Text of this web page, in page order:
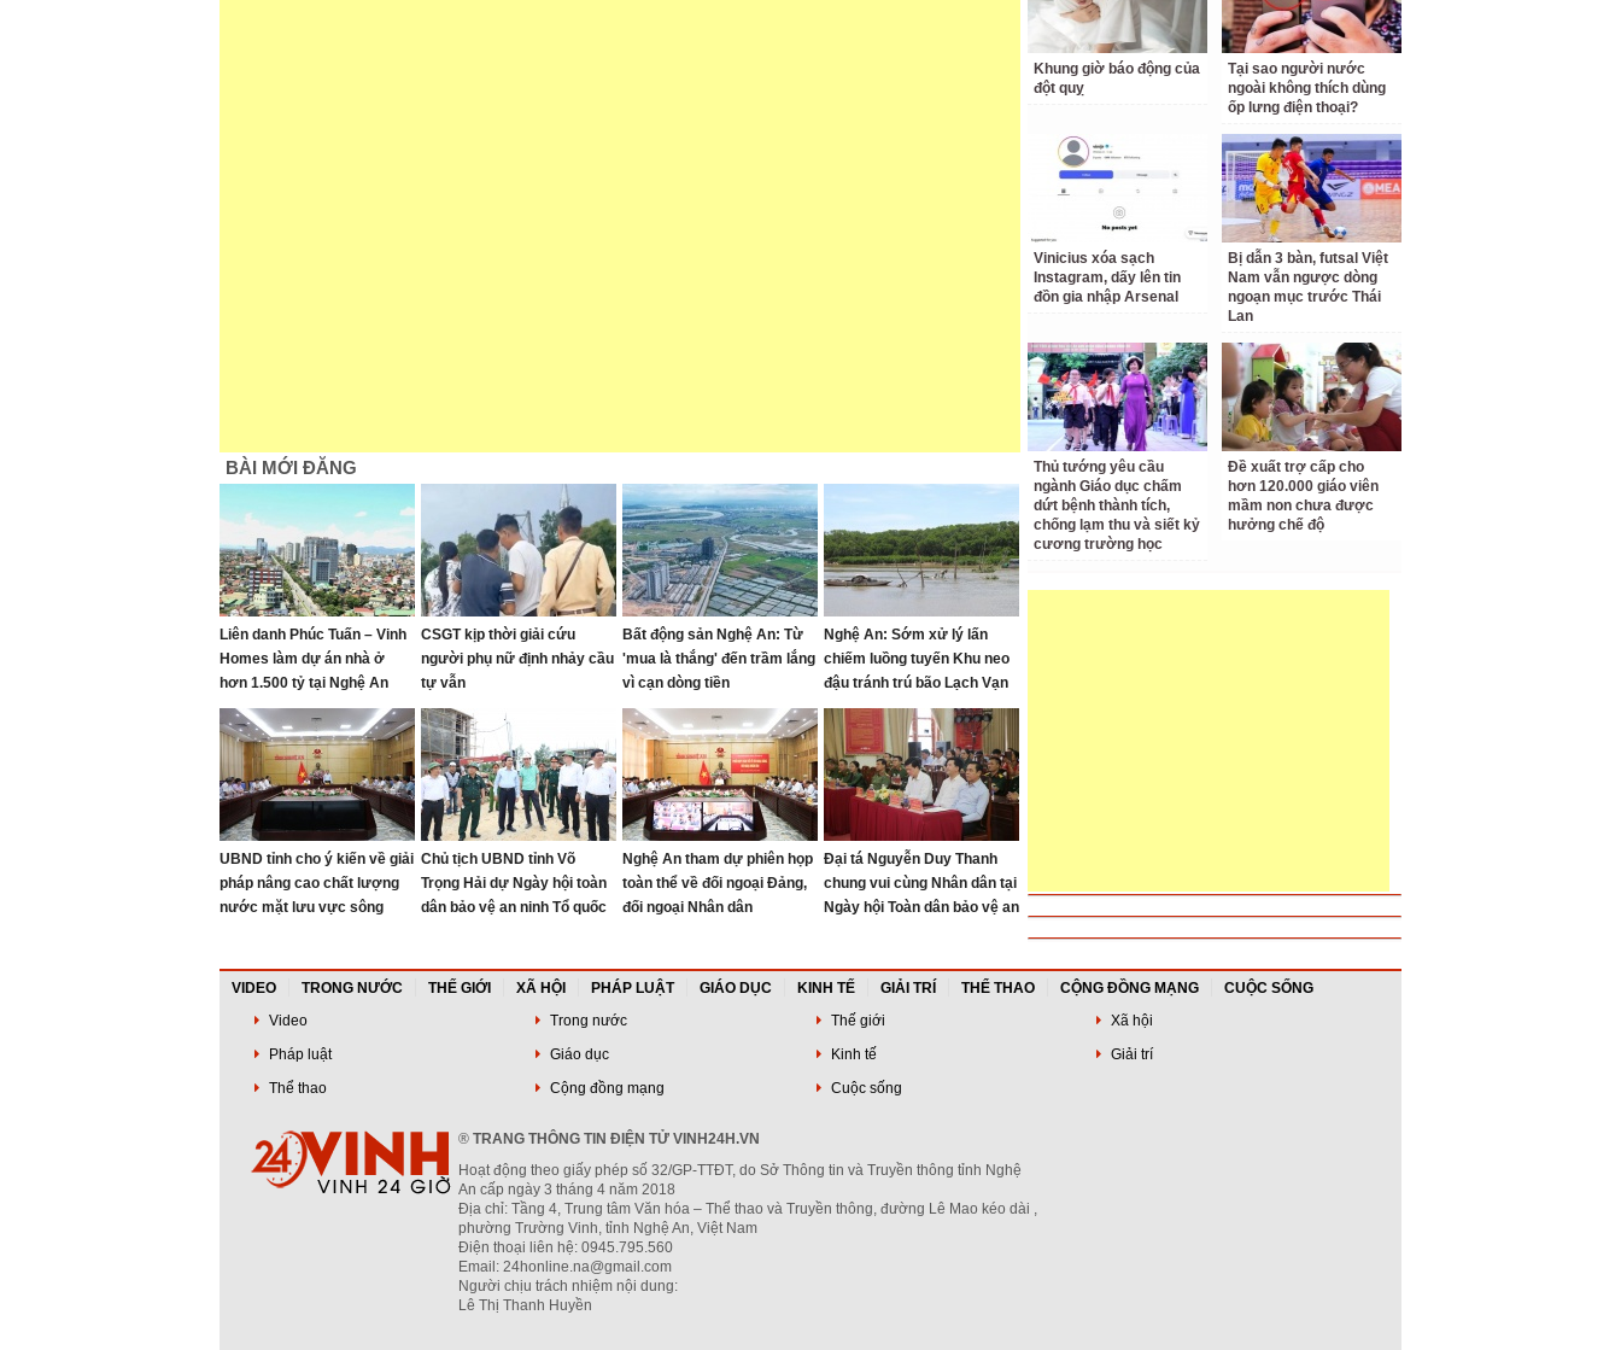
BÀI MỚI ĐĂNG
Liên danh Phúc Tuấn – Vinh
Homes làm dự án nhà ở
hơn 1.500 tỷ tại Nghệ An
CSGT kịp thời giải cứu
người phụ nữ định nhảy cầu
tự vẫn
Bất động sản Nghệ An: Từ
'mua là thắng' đến trầm lắng
vì cạn dòng tiền
Nghệ An: Sớm xử lý lấn
chiếm luồng tuyến Khu neo
đậu tránh trú bão Lạch Vạn
UBND tỉnh cho ý kiến về giải
pháp nâng cao chất lượng
nước mặt lưu vực sông
Chủ tịch UBND tỉnh Võ
Trọng Hải dự Ngày hội toàn
dân bảo vệ an ninh Tổ quốc
Nghệ An tham dự phiên họp
toàn thể về đối ngoại Đảng,
đối ngoại Nhân dân
Đại tá Nguyễn Duy Thanh
chung vui cùng Nhân dân tại
Ngày hội Toàn dân bảo vệ an
Khung giờ báo động của
đột quỵ
Tại sao người nước
ngoài không thích dùng
ốp lưng điện thoại?
Vinicius xóa sạch
Instagram, dấy lên tin
đồn gia nhập Arsenal
Bị dẫn 3 bàn, futsal Việt
Nam vẫn ngược dòng
ngoạn mục trước Thái
Lan
Thủ tướng yêu cầu
ngành Giáo dục chấm
dứt bệnh thành tích,
chống lạm thu và siết kỷ
cương trường học
Đề xuất trợ cấp cho
hơn 120.000 giáo viên
mầm non chưa được
hưởng chế độ
VIDEO TRONG NƯỚC THẾ GIỚI XÃ HỘI PHÁP LUẬT GIÁO DỤC KINH TẾ GIẢI TRÍ THỂ THAO CỘNG ĐỒNG MẠNG
CUỘC SỐNG
Video
Trong nước Thế giới
Xã hội
Pháp luật
Giáo dục Kinh tế
Giải trí
Thể thao
Cộng đồng mạng Cuộc sống
® TRANG THÔNG TIN ĐIỆN TỬ VINH24H.VN
Hoạt động theo giấy phép số 32/GP-TTĐT, do Sở Thông tin và Truyền thông tỉnh Nghệ
An cấp ngày 3 tháng 4 năm 2018
Địa chỉ: Tầng 4, Trung tâm Văn hóa – Thể thao và Truyền thông, đường Lê Mao kéo dài ,
phường Trường Vinh, tỉnh Nghệ An, Việt Nam
Điện thoại liên hệ: 0945.795.560
Email: 24honline.na@gmail.com
Người chịu trách nhiệm nội dung:
Lê Thị Thanh Huyền